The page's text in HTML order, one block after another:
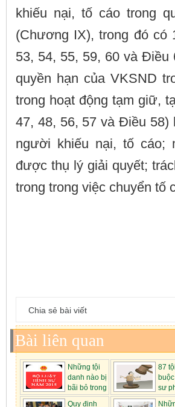
khiếu nại, tố cáo trong
(Chương IX), trong đó có
53, 54, 55, 59, 60 và Điều
quyền hạn của VKSND
trong hoạt động tạm giữ,
47, 48, 56, 57 và Điều 58)
người khiếu nại, tố cáo;
được thụ lý giải quyết;
trong trong việc chuyển tố
Chia sẻ bài viết
Bài liên quan
Những tội
danh nào bị
bãi bỏ trong
...
87
sư
gi...
Quy định